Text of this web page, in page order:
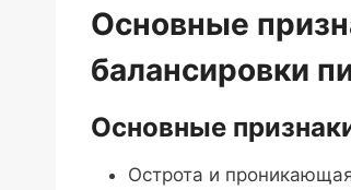
Основные
балансировки
Основные
Острота и